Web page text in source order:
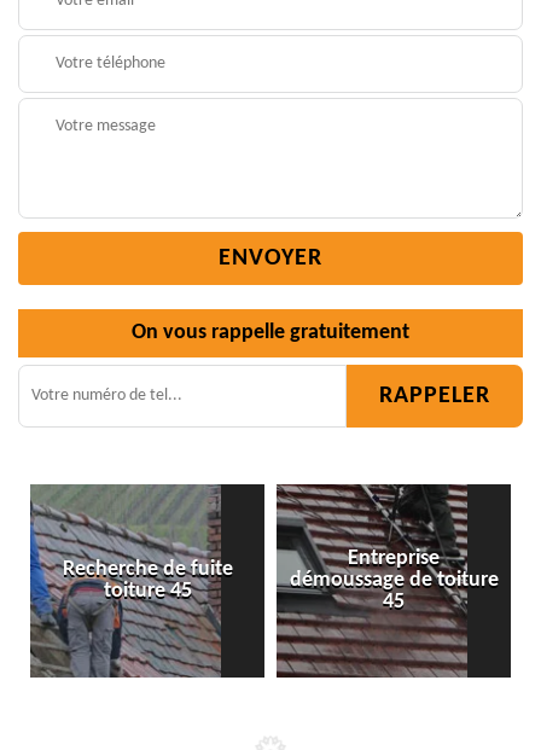
On vous rappelle gratuitement
Entreprise
démoussage de toiture
45
Isolation toiture 45